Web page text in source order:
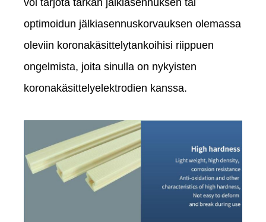
voi tarjota tarkan jälkiasennuksen tai
optimoidun jälkiasennuskorvauksen olemassa
oleviin koronakäsittelytankoihisi riippuen
ongelmista, joita sinulla on nykyisten
koronakäsittelyelektrodien kanssa.